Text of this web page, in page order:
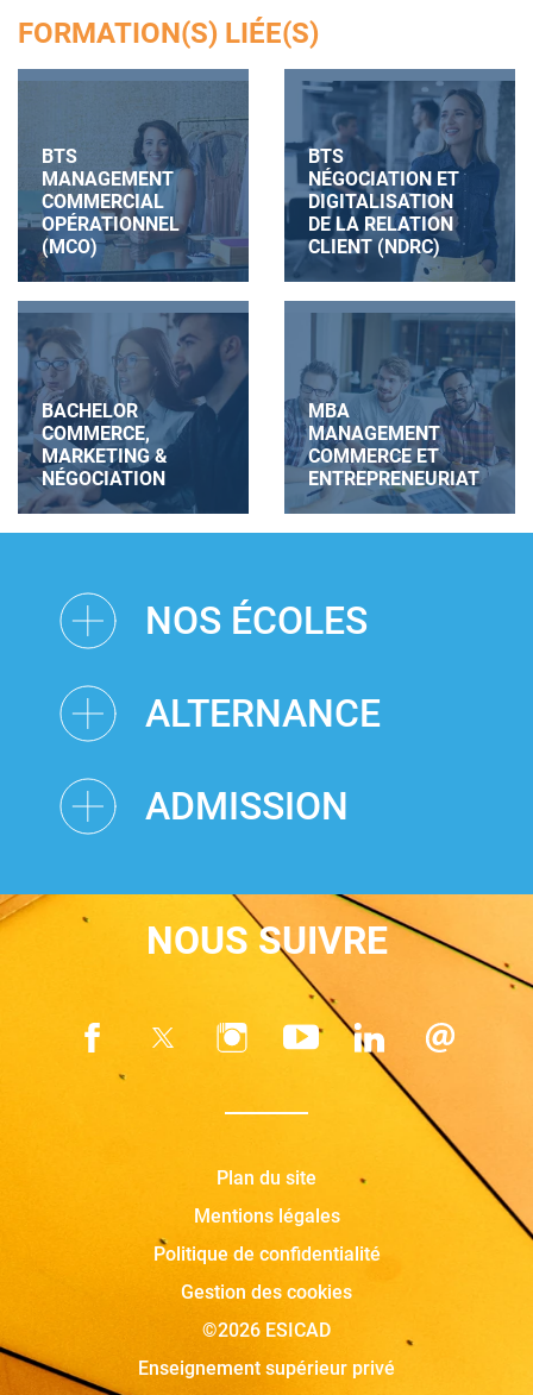
FORMATION(S) LIÉE(S)
BTS
MANAGEMENT
COMMERCIAL
OPÉRATIONNEL
(MCO)
BTS
NÉGOCIATION ET
DIGITALISATION
DE LA RELATION
CLIENT (NDRC)
BACHELOR
COMMERCE,
MARKETING &
NÉGOCIATION
MBA
MANAGEMENT
COMMERCE ET
ENTREPRENEURIAT
NOS ÉCOLES
ALTERNANCE
ADMISSION
NOUS SUIVRE
Plan du site
Mentions légales
Politique de confidentialité
Gestion des cookies
©2026 ESICAD
Enseignement supérieur privé